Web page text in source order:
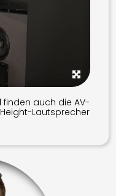
finden auch die AV-
Lautsprecher